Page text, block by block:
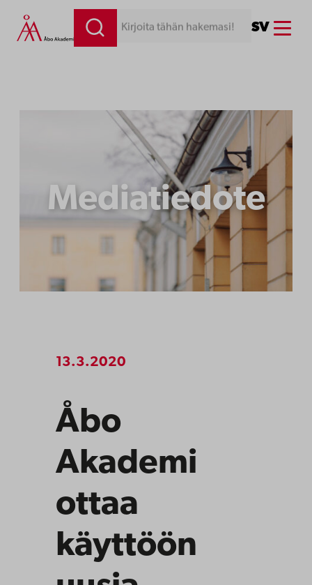
Siirry
sisältöön
Kirjoita tähän hakemasi! SV Menu
Mediatiedote
13.3.2020
Åbo
Akademi
ottaa
käyttöön